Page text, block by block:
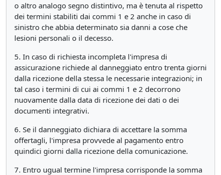
o altro analogo segno distintivo, ma è tenuta al rispetto
dei termini stabiliti dai commi 1 e 2 anche in caso di
sinistro che abbia determinato sia danni a cose che
lesioni personali o il decesso.
5. In caso di richiesta incompleta l'impresa di
assicurazione richiede al danneggiato entro trenta giorni
dalla ricezione della stessa le necessarie integrazioni; in
tal caso i termini di cui ai commi 1 e 2 decorrono
nuovamente dalla data di ricezione dei dati o dei
documenti integrativi.
6. Se il danneggiato dichiara di accettare la somma
offertagli, l'impresa provvede al pagamento entro
quindici giorni dalla ricezione della comunicazione.
7. Entro ugual termine l'impresa corrisponde la somma